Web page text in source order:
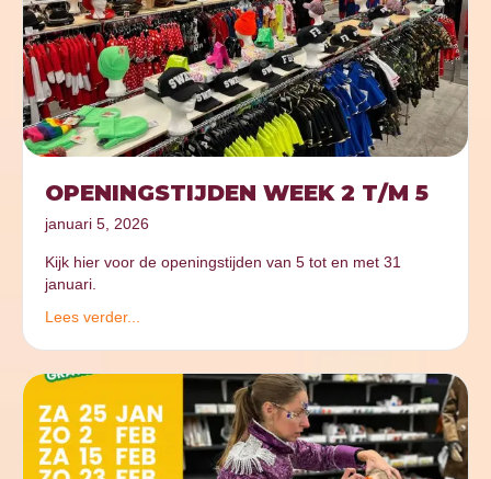
OPENINGSTIJDEN WEEK 2 T/M 5
januari 5, 2026
Kijk hier voor de openingstijden van 5 tot en met 31
januari.
Lees verder...